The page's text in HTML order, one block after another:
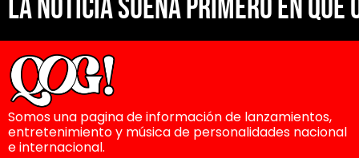
La noticia suena primero en Que
Somos una pagina de información de lanzamientos,
entretenimiento y música de personalidades nacional
e internacional.